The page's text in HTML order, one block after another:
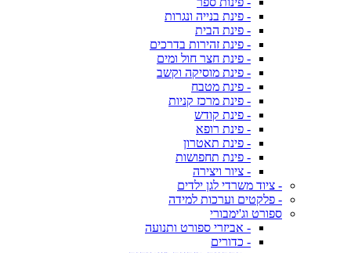
- פינת בנייה ונגרות
- פינת הבית
- פינת זהירות בדרכים
- פינת חצר חול ומים
- פינת מוסיקה וקשב
- פינת מטבח
- פינת מרכז קניות
- פינת קודש
- פינת רופא
- פינת תאטרון
- פינת תחפושות
- ציור ויצירה
- ציוד משרדי לגן ילדים
- פלקטים וערכות למידה
ספורט וג'ימבורי
- אביזרי ספורט ותנועה
- כדורים